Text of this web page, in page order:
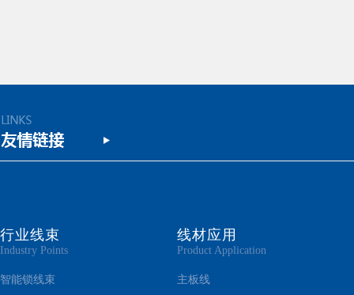
行业线束
Industry Points
智能锁线束
线材应用
Product Application
主板线